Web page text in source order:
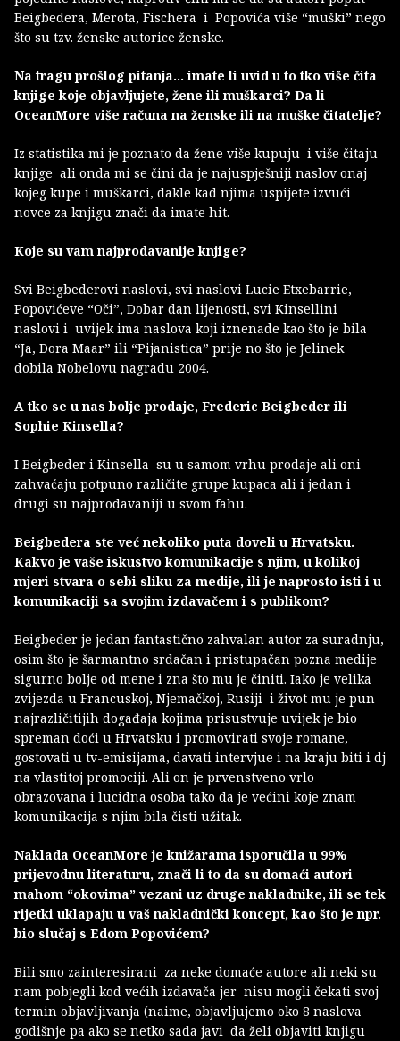
Beigbedera, Merota, Fischera i Popovića više “muški” nego
što su tzv. ženske autorice ženske.
Na tragu prošlog pitanja… imate li uvid u to tko više čita
knjige koje objavljujete, žene ili muškarci? Da li
OceanMore više računa na ženske ili na muške čitatelje?
Iz statistika mi je poznato da žene više kupuju i više čitaju
knjige ali onda mi se čini da je najuspješniji naslov onaj
kojeg kupe i muškarci, dakle kad njima uspijete izvući
novce za knjigu znači da imate hit.
Koje su vam najprodavanije knjige?
Svi Beigbederovi naslovi, svi naslovi Lucie Etxebarrie,
Popovićeve “Oči”, Dobar dan lijenosti, svi Kinsellini
naslovi i uvijek ima naslova koji iznenade kao što je bila
“Ja, Dora Maar” ili “Pijanistica” prije no što je Jelinek
dobila Nobelovu nagradu 2004.
A tko se u nas bolje prodaje, Frederic Beigbeder ili
Sophie Kinsella?
I Beigbeder i Kinsella su u samom vrhu prodaje ali oni
zahvaćaju potpuno različite grupe kupaca ali i jedan i
drugi su najprodavaniji u svom fahu.
Beigbedera ste već nekoliko puta doveli u Hrvatsku.
Kakvo je vaše iskustvo komunikacije s njim, u kolikoj
mjeri stvara o sebi sliku za medije, ili je naprosto isti i u
komunikaciji sa svojim izdavačem i s publikom?
Beigbeder je jedan fantastično zahvalan autor za suradnju,
osim što je šarmantno srdačan i pristupačan pozna medije
sigurno bolje od mene i zna što mu je činiti. Iako je velika
zvijezda u Francuskoj, Njemačkoj, Rusiji i život mu je pun
najrazličitijih događaja kojima prisustvuje uvijek je bio
spreman doći u Hrvatsku i promovirati svoje romane,
gostovati u tv-emisijama, davati intervjue i na kraju biti i dj
na vlastitoj promociji. Ali on je prvenstveno vrlo
obrazovana i lucidna osoba tako da je većini koje znam
komunikacija s njim bila čisti užitak.
Naklada OceanMore je knižarama isporučila u 99%
prijevodnu literaturu, znači li to da su domaći autori
mahom “okovima” vezani uz druge nakladnike, ili se tek
rijetki uklapaju u vaš nakladnički koncept, kao što je npr.
bio slučaj s Edom Popovićem?
Bili smo zainteresirani za neke domaće autore ali neki su
nam pobjegli kod većih izdavača jer nisu mogli čekati svoj
termin objavljivanja (naime, objavljujemo oko 8 naslova
godišnje pa ako se netko sada javi da želi objaviti knjigu